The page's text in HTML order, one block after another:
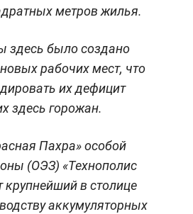
метров жилья.
здесь было создано
рабочих мест, что
их дефицит
здесь горожан.
Пахра» особой
(ОЭЗ) «Технополис
в столице
аккумуляторных